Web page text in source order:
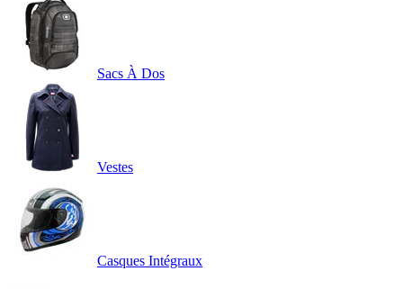
Sacs À Dos
Vestes
Casques Intégraux